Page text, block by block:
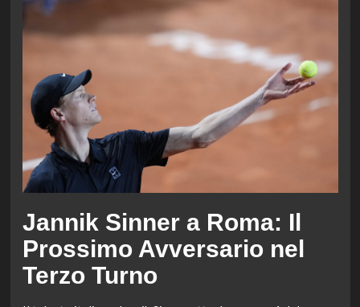
Jannik Sinner a Roma: Il
Prossimo Avversario nel
Terzo Turno